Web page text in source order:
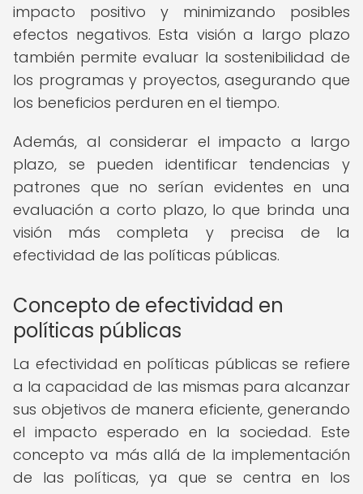
impacto positivo y minimizando posibles
efectos negativos. Esta visión a largo plazo
también permite evaluar la sostenibilidad de
los programas y proyectos, asegurando que
los beneficios perduren en el tiempo.
Además, al considerar el impacto a largo
plazo, se pueden identificar tendencias y
patrones que no serían evidentes en una
evaluación a corto plazo, lo que brinda una
visión más completa y precisa de la
efectividad de las políticas públicas.
Concepto de efectividad en
políticas públicas
La efectividad en políticas públicas se refiere
a la capacidad de las mismas para alcanzar
sus objetivos de manera eficiente, generando
el impacto esperado en la sociedad. Este
concepto va más allá de la implementación
de las políticas, ya que se centra en los